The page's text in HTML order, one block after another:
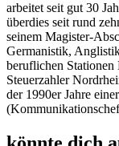
arbeitet seit gut 30
überdies seit rund
seinem Magister-
Germanistik,
beruflichen Stationen
Steuerzahler
der 1990er Jahre